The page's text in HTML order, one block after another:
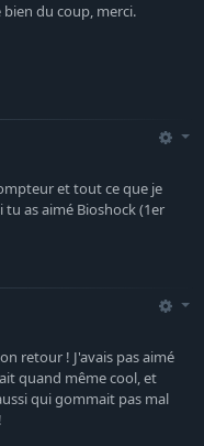
du coup, merci.
et tout ce que je
as aimé Bioshock (1er
retour ! J'avais pas aimé
quand même cool, et
qui gommait pas mal